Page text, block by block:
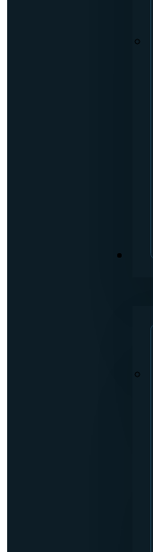
À